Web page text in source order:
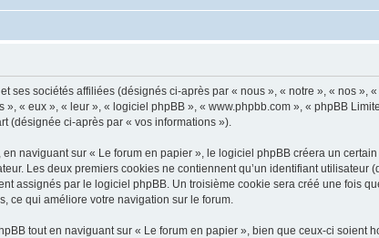
ses sociétés affiliées (désignés ci-après par « nous », « notre », « nos »,
« eux », « leur », « logiciel phpBB », « www.phpbb.com », « phpBB
(désignée ci-après par « vos informations »).
naviguant sur « Le forum en papier », le logiciel phpBB créera un
Les deux premiers cookies ne contiennent qu’un identifiant
assignés par le logiciel phpBB. Un troisième cookie sera créé une fois
ce qui améliore votre navigation sur le forum.
tout en naviguant sur « Le forum en papier », bien que ceux-ci soient